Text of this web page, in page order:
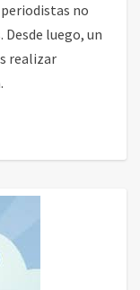
no
luego, un
realizar